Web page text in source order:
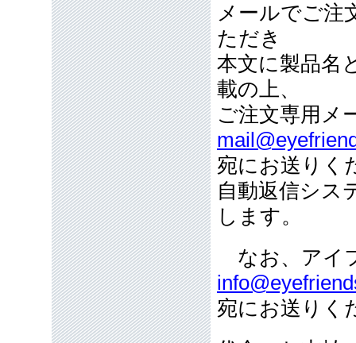
メールでご注
ただき
本文に製品名
載の上、
ご注文専用
宛にお送りく
自動返信シス
します。
なお、アイ
宛にお送りく